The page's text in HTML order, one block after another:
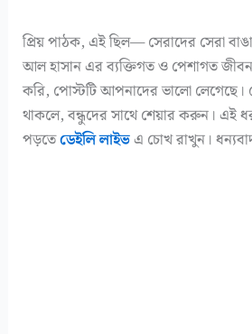
প্রিয় পাঠক, এই ছিল— সেরাদের সেরা
আল হাসান এর ব্যক্তিগত ও পেশাগত জীবন
করি, পোস্টটি আপনাদের ভালো লেগেছে।
থাকলে, বন্ধুদের সাথে শেয়ার করুন।
পড়তেডেইলি লাইভএ চোখ রাখুন।